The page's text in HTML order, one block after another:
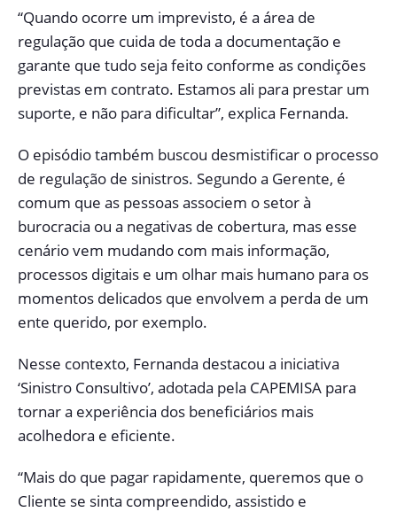
“Quando ocorre um imprevisto, é a área de
regulação que cuida de toda a documentação e
garante que tudo seja feito conforme as condições
previstas em contrato. Estamos ali para prestar um
suporte, e não para dificultar”, explica Fernanda.
O episódio também buscou desmistificar o processo
de regulação de sinistros. Segundo a Gerente, é
comum que as pessoas associem o setor à
burocracia ou a negativas de cobertura, mas esse
cenário vem mudando com mais informação,
processos digitais e um olhar mais humano para os
momentos delicados que envolvem a perda de um
ente querido, por exemplo.
Nesse contexto, Fernanda destacou a iniciativa
‘Sinistro Consultivo’, adotada pela CAPEMISA para
tornar a experiência dos beneficiários mais
acolhedora e eficiente.
“Mais do que pagar rapidamente, queremos que o
Cliente se sinta compreendido, assistido e